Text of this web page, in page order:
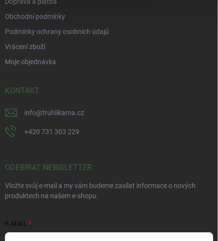
Obchodní podmínky
Podmínky ochrany osobních údajů
Vrácení zboží
Moje objednávka
KONTAKT
info@truhlikarna.cz
+420 731 303 229
ODEBÍRAT NEWSLETTER
Vložte svůj e-mail a my vám budeme zasílat informace o nových
produktech na našem e-shopu.
E-MAIL